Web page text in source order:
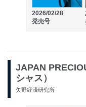
2026/02/28
発売号
JAPAN
シャス）
矢野経済研究所